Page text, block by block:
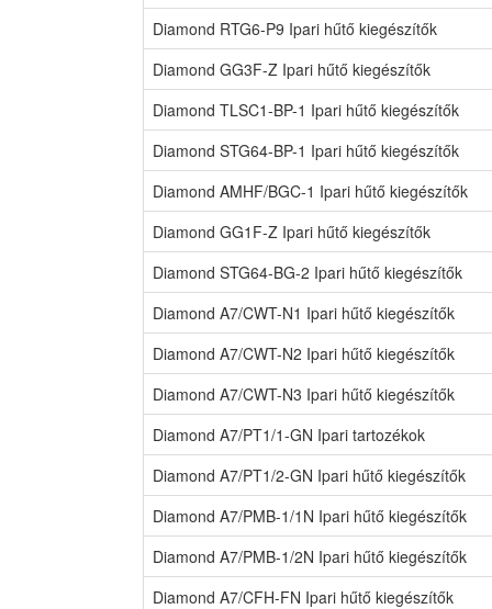
Diamond RTG6-P9 Ipari hűtő kiegészítők
Diamond GG3F-Z Ipari hűtő kiegészítők
Diamond TLSC1-BP-1 Ipari hűtő kiegészítők
Diamond STG64-BP-1 Ipari hűtő kiegészítők
Diamond AMHF/BGC-1 Ipari hűtő kiegészítők
Diamond GG1F-Z Ipari hűtő kiegészítők
Diamond STG64-BG-2 Ipari hűtő kiegészítők
Diamond A7/CWT-N1 Ipari hűtő kiegészítők
Diamond A7/CWT-N2 Ipari hűtő kiegészítők
Diamond A7/CWT-N3 Ipari hűtő kiegészítők
Diamond A7/PT1/1-GN Ipari tartozékok
Diamond A7/PT1/2-GN Ipari hűtő kiegészítők
Diamond A7/PMB-1/1N Ipari hűtő kiegészítők
Diamond A7/PMB-1/2N Ipari hűtő kiegészítők
Diamond A7/CFH-FN Ipari hűtő kiegészítők